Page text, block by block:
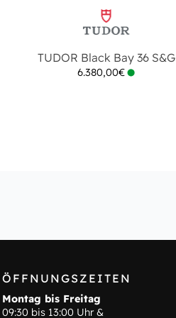
TUDOR Black Bay 36 S&G
6.380,00€
ÖFFNUNGSZEITEN
Montag bis Freitag
09:30 bis 13:00 Uhr &